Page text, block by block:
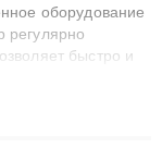
оборудование
регулярно
быстро и
решают